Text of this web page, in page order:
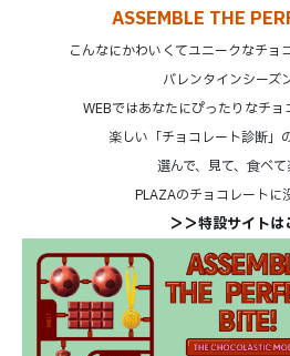
ASSEMBLE THE
こんなにかわいくてユニークなチョ
バレンタインシーズ
WEBではあなたにぴったりなチョ
楽しい「チョコレート診断」
選んで、見て、食べ
PLAZAのチョコレートに
＞＞特設サイトは